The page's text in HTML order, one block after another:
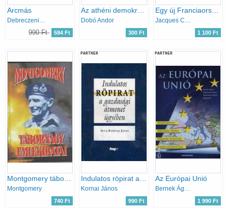
Arcmás
Debreczeni József
990 Ft 594 Ft
Az athéni demokrácia bukása
Dobó Andor
300 Ft
Egy új Franciaországért (Gondolatok 1.)
Jacques Chirac
1 100 Ft
Montgomery
740 Ft
PARTNER
Kornai János
990 Ft
PARTNER
Az Európai Unió
Bernek Ágnes - Kondorosi Ferenc - Nemerkényi Antal - Szabó Pál
1 990 Ft